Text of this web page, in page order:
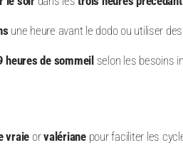
une heure avant le dodo ou utiliser
de sommeil selon les besoins
vraie orvalérianepour faciliter les